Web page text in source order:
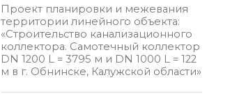
Проект планировки и межевания
территории линейного объекта:
«Строительство канализационного
коллектора. Самотечный коллектор
DN 1200 L = 3795 м и DN 1000 L = 122
м в г. Обнинске, Калужской области»